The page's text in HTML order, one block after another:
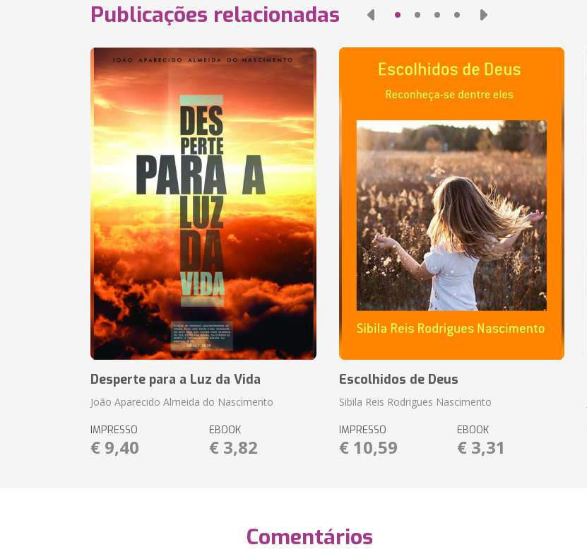
Publicações relacionadas
Desperte para a Luz da Vida
João Aparecido Almeida do Nascimento
IMPRESSO
€ 9,40
EBOOK
€ 3,82
Escolhidos de Deus
Sibila Reis Rodrigues Nascimento
IMPRESSO
€ 10,59
EBOOK
€ 3,31
Comentários